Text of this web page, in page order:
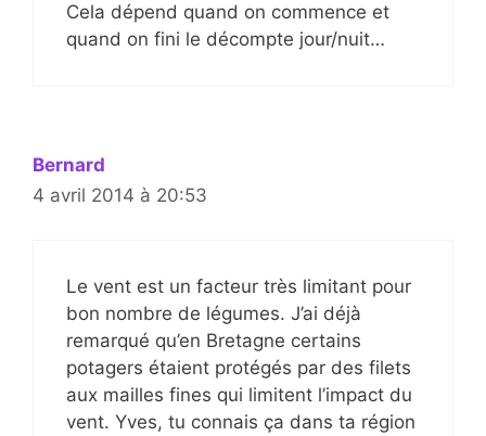
Cela dépend quand on commence et
quand on fini le décompte jour/nuit…
Bernard
4 avril 2014 à 20:53
Le vent est un facteur très limitant pour
bon nombre de légumes. J’ai déjà
remarqué qu’en Bretagne certains
potagers étaient protégés par des filets
aux mailles fines qui limitent l’impact du
vent. Yves, tu connais ça dans ta région